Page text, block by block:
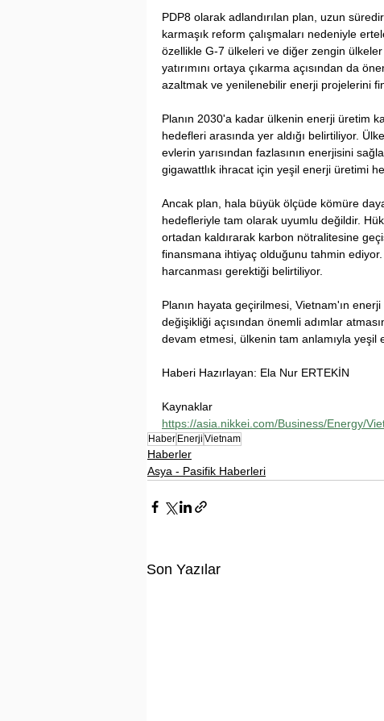
PDP8 olarak adlandırılan plan, uzun
karmaşık reform çalışmaları nedeniyle
özellikle G-7 ülkeleri ve diğer zengin
yatırımını ortaya çıkarma açısından da
azaltmak ve yenilenebilir enerji projelerini
Planın 2030'a kadar ülkenin enerji üretim
hedefleri arasında yer aldığı belirtiliyor.
evlerin yarısından fazlasının enerjisini
gigawattlık ihracat için yeşil enerji üretimi
Ancak plan, hala büyük ölçüde kömüre
hedefleriyle tam olarak uyumlu değildir.
ortadan kaldırarak karbon nötralitesine
finansmana ihtiyaç olduğunu tahmin
harcanması gerektiği belirtiliyor.
Planın hayata geçirilmesi, Vietnam'ın
değişikliği açısından önemli adımlar
devam etmesi, ülkenin tam anlamıyla yeşil
Haberi Hazırlayan: Ela Nur ERTEKİN
Kaynaklar
https://asia.nikkei.com/Business/Energy/
Haber Enerji Vietnam
Haberler
Asya - Pasifik Haberleri
Son Yazılar